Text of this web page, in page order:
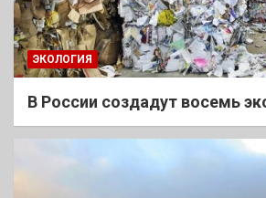
ЭКОЛОГИЯ
В России создадут восемь